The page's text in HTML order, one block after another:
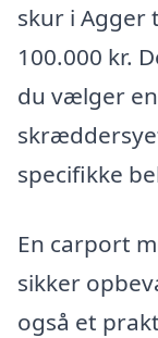
skur i Agger
100.000 kr.
du vælger
specifikke
En carport
sikker
også et